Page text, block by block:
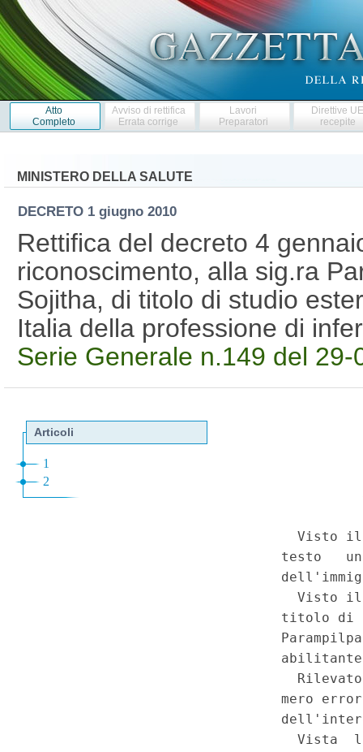
Atto
Completo
Avviso di rettifica
Errata corrige
Lavori
Preparatori
Direttive
recepite
MINISTERO DELLA SALUTE
DECRETO 1 giugno 2010
Rettifica del decreto 4
riconoscimento, alla sig.ra
Sojitha, di titolo di studio
Italia della professione di
Serie Generale n.149 del 29-